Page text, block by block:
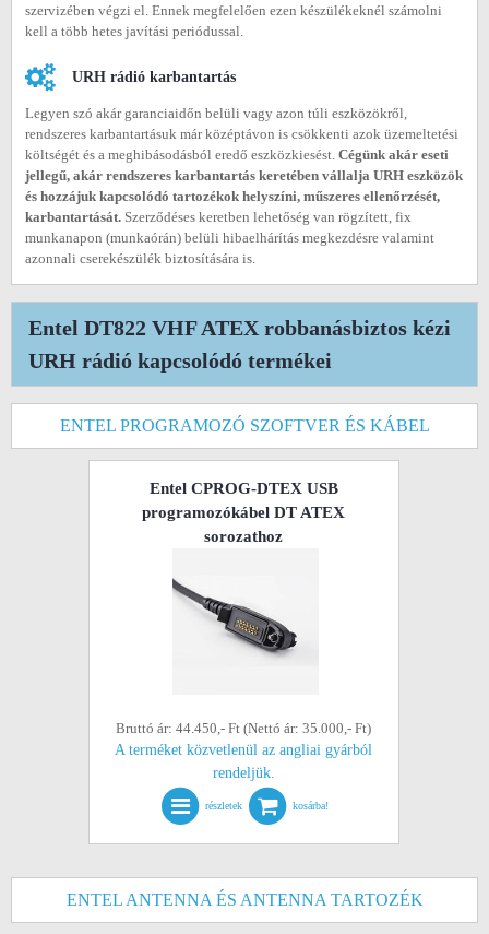
szervizében végzi el. Ennek megfelelően ezen készülékeknél számolni
kell a több hetes javítási periódussal.
URH rádió karbantartás
Legyen szó akár garanciaidőn belüli vagy azon túli eszközökről,
rendszeres karbantartásuk már középtávon is csökkenti azok üzemeltetési
költségét és a meghibásodásból eredő eszközkiesést. Cégünk akár eseti
jellegű, akár rendszeres karbantartás keretében vállalja URH eszközök
és hozzájuk kapcsolódó tartozékok helyszíni, műszeres ellenőrzését,
karbantartását. Szerződéses keretben lehetőség van rögzített, fix
munkanapon (munkaórán) belüli hibaelhárítás megkezdésre valamint
azonnali cserekészülék biztosítására is.
Entel DT822 VHF ATEX robbanásbiztos kézi
URH rádió kapcsolódó termékei
ENTEL PROGRAMOZÓ SZOFTVER ÉS KÁBEL
Entel CPROG-DTEX USB
programozókábel DT ATEX
sorozathoz
Bruttó ár: 44.450,- Ft (Nettó ár: 35.000,- Ft)
A terméket közvetlenül az angliai gyárból
rendeljük.
részletek kosárba!
ENTEL ANTENNA ÉS ANTENNA TARTOZÉK